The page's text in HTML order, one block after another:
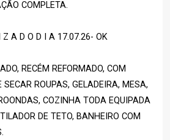
COMPLETA.
Z A D O D I A 17.07.26- OK
RECÉM REFORMADO, COM
ROUPAS, GELADEIRA, MESA,
COZINHA TODA EQUIPADA
DE TETO, BANHEIRO COM